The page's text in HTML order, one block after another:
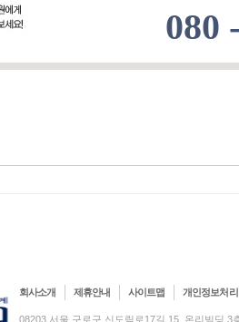
080
회사소개 제휴안내 사이트맵 개인정보처
08203 서울 구로구 신도림로17길 15, 온리빌딩